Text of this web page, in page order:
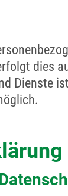
dies
Dienste